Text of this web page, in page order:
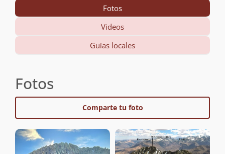
Fotos
Videos
Guías locales
Fotos
Comparte tu foto